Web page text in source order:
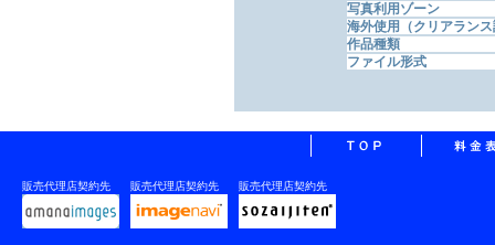
写真利用ゾーン
海外使用（クリアラン
作品種類
ファイル形式
販売代理店契約先 販売代理店契約先 販売代理店契約先